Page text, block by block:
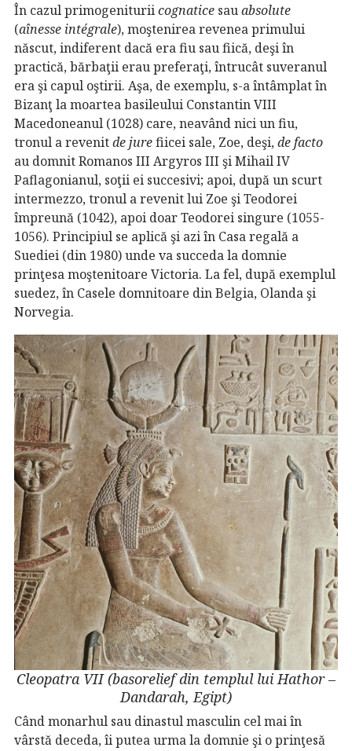
În cazul primogenituriicognatice sauabsolute
(aînesse intégrale), moştenirea revenea primului
născut, indiferent dacă era fiu sau fiică, deşi în
practică, bărbaţii erau preferaţi, întrucât suveranul
era şi capul oştirii. Aşa, de exemplu, s-a întâmplat în
Bizanţ la moartea basileului Constantin VIII
Macedoneanul (1028) care, neavând nici un fiu,
tronul a revenitde jurefiicei sale, Zoe, deşi,de facto
au domnit Romanos III Argyros III şi Mihail IV
Paflagonianul, soţii ei succesivi; apoi, după un scurt
intermezzo, tronul a revenit lui Zoe şi Teodorei
împreună (1042), apoi doar Teodorei singure (1055-
1056). Principiul se aplică şi azi în Casa regală a
Suediei (din 1980) unde va succeda la domnie
prinţesa moştenitoare Victoria. La fel, după exemplul
suedez, în Casele domnitoare din Belgia, Olanda şi
Norvegia.
Cleopatra VII (basorelief din templul lui Hathor –
Dandarah, Egipt)
Când monarhul sau dinastul masculin cel mai în
vârstă deceda, îi putea urma la domnie şi o prinţesă